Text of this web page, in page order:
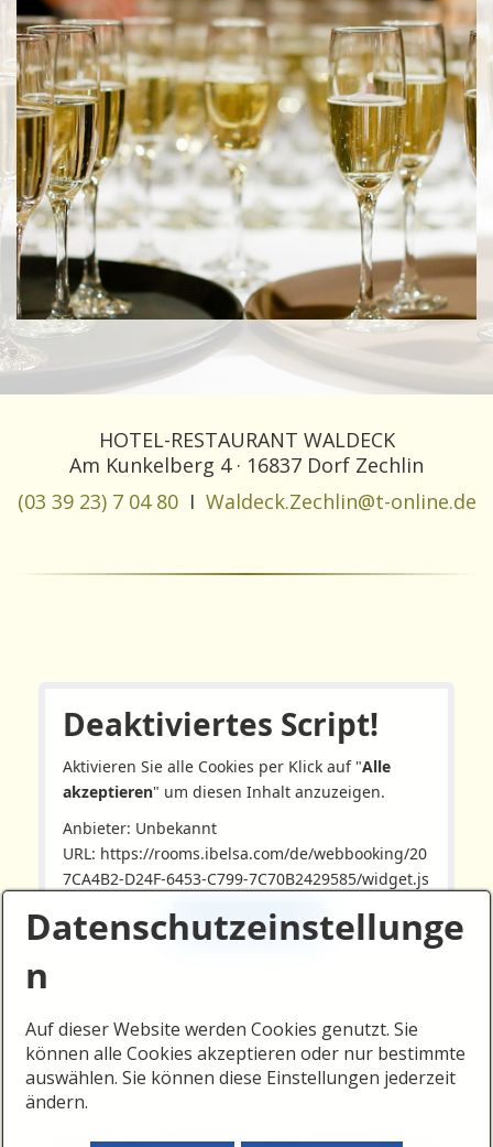
HOTEL-RESTAURANT WALDECK
Am Kunkelberg 4 · 16837 Dorf Zechlin
(03 39 23) 7 04 80I Waldeck.Zechlin@t-online.de
Deaktiviertes Script!
Aktivieren Sie alle Cookies per Klick auf "Alle
akzeptieren" um diesen Inhalt anzuzeigen.
Anbieter: Unbekannt
URL: https://rooms.ibelsa.com/de/webbooking/20
7CA4B2-D24F-6453-C799-7C70B2429585/widget.js
Alle akzeptieren
Datenschutzeinstellunge
n
Auf dieser Website werden Cookies genutzt. Sie
können alle Cookies akzeptieren oder nur bestimmte
auswählen. Sie können diese Einstellungen jederzeit
ändern.